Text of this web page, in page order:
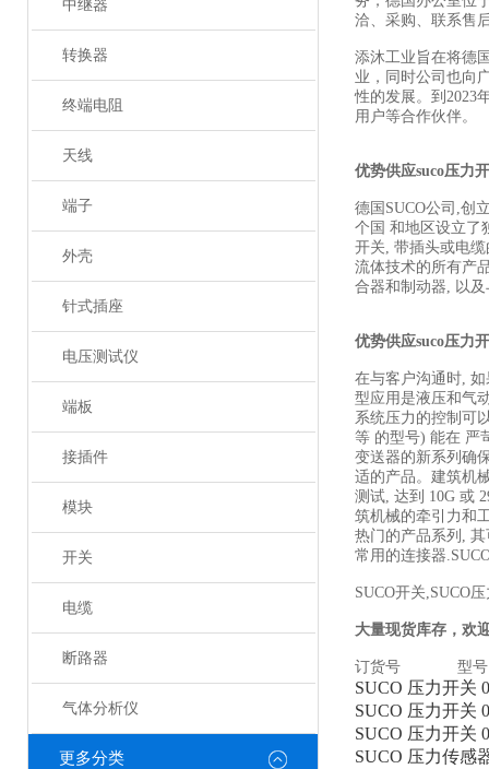
中继器
转换器
终端电阻
天线
端子
外壳
针式插座
电压测试仪
端板
接插件
模块
开关
电缆
断路器
气体分析仪
更多分类
洽、采购、联系售
添沐工业旨在将德
业，同时公司也向
性的发展。到2023
用户等合作伙伴。
优势供应suco压力
德国SUCO公司,创
个国 和地区设立了
开关, 带插头或电
流体技术的所有产
合器和制动器, 以
优势供应suco压力
在与客户沟通时,
型应用是液压和气
系统压力的控制可
等 的型号) 能在 严
变送器的新系列确
适的产品。建筑机
测试, 达到 10G 或
筑机械的牵引力和
热门的产品系列, 其
常用的连接器
SUCO开关,SUCO
大量现货库存，欢
订货号 型号
SUCO 压力开关
SUCO 压力开关
SUCO 压力开关
SUCO 压力传感